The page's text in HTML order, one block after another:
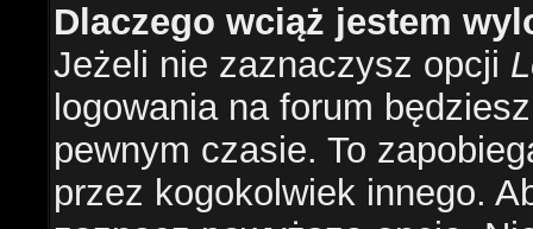
Dlaczego wciąż jestem
Jeżeli nie zaznaczysz opcji
logowania na forum
pewnym czasie. To
przez kogokolwiek innego.